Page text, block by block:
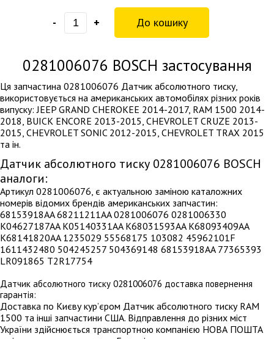
- +
0281006076 BOSCH застосування
Ця запчастина 0281006076 Датчик абсолютного тиску,
використовується на американських автомобілях різних років
випуску: JEEP GRAND CHEROKEE 2014-2017, RAM 1500 2014-
2018, BUICK ENCORE 2013-2015, CHEVROLET CRUZE 2013-
2015, CHEVROLET SONIC 2012-2015, CHEVROLET TRAX 2015
та ін.
Датчик абсолютного тиску 0281006076 BOSCH
аналоги:
Артикул 0281006076, є актуальною заміною каталожних
номерів відомих брендів американських запчастин:
68153918AA 68211211AA 0281006076 0281006330
K04627187AA K05140331AA K68031593AA K68093409AA
K68141820AA 1235029 55568175 103082 45962101F
1611432480 504245257 504369148 68153918AA 77365393
LR091865 T2R17754
Датчик абсолютного тиску 0281006076 доставка повернення
гарантія:
Доставка по Києву кур’єром Датчик абсолютного тиску RAM
1500 та інші запчастини США. Відправлення до різних міст
України здійснюється транспортною компанією НОВА ПОШТА